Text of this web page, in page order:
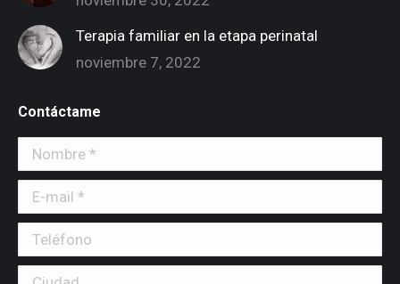
Terapia familiar en la etapa perinatal
noviembre 7, 2022
Contáctame
Nombre *
E-mail *
Teléfono
Ciudad